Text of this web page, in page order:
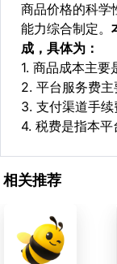
商品价格的科学
能力综合制定。
成，具体为：
1. 商品成本主要
2. 平台服务费
3. 支付渠道手
4. 税费是指本平
相关推荐